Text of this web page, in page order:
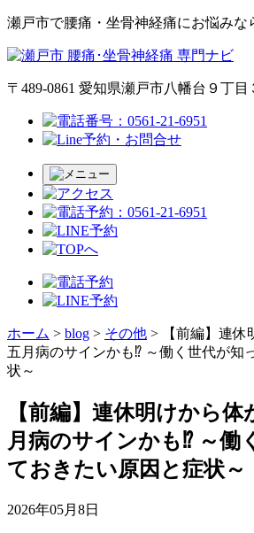
瀬戸市で腰痛・坐骨神経痛にお悩みな
〒489-0861 愛知県瀬戸市八幡台９丁目
ホーム > blog > その他 >
【前編】連
五月病のサインかも⁉ ～働く世代が知
状～
【前編】連休明けから
月病のサインかも⁉ ～働
ておきたい原因と症状～
2026年05月8日